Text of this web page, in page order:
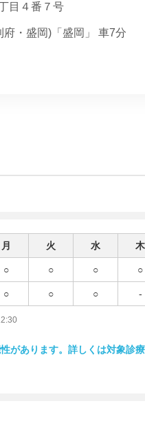
目４番７号
・盛岡)「盛岡」 車7分
月 火 水 木
○ ○ ○ ○
○ ○ ○ -
があります。詳しくは対象診